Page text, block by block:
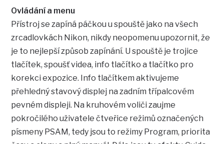
Ovládání a menu
Přístroj se zapíná páčkou u spouště jako na všech
zrcadlovkách Nikon, nikdy neopomenu upozornit, že
je to nejlepší způsob zapínání. U spouště je trojice
tlačítek, spoušť videa, info tlačítko a tlačítko pro
korekci expozice. Info tlačítkem aktivujeme
přehledný stavový displej na zadním třípalcovém
pevném displeji. Na kruhovém voliči zaujme
pokročilého uživatele čtveřice režimů označených
písmeny PSAM, tedy jsou to režimy Program, priorita